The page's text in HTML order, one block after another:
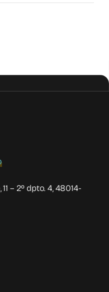
– 2º dpto. 4, 48014-